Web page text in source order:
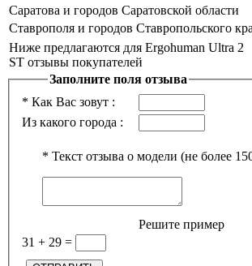
Саратова и городов Саратовской области
Ставрополя и городов Ставропольского
Ниже предлагаются для Ergohuman Ultra 2
ST отзывы покупателей
Заполните поля отзыва
* Как Вас зовут :
Из какого города :
* Текст отзыва о модели (не более
Решите пример
31 + 29 =